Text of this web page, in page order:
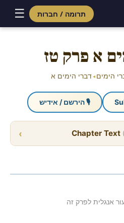
תרומה / חברות ☰
א פרק טז
הימים ◂דברי הימים א
🎙 הירשם / אידיש
›
אנגלית לפרק זה